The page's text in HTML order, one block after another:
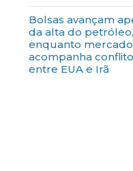
Bolsas avançam
da alta do petróleo,
enquanto mercado
acompanha conflito
entre EUA e Irã